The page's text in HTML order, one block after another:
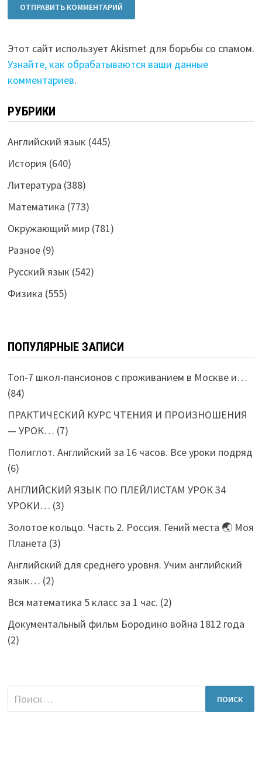
Этот сайт использует Akismet для борьбы со спамом.
Узнайте, как обрабатываются ваши данные
комментариев.
РУБРИКИ
Английский язык (445)
История (640)
Литература (388)
Математика (773)
Окружающий мир(781)
Разное(9)
Русский язык (542)
Физика (555)
ПОПУЛЯРНЫЕ ЗАПИСИ
Топ-7 школ-пансионов с проживанием в Москве и…
(84)
ПРАКТИЧЕСКИЙ КУРС ЧТЕНИЯ И ПРОИЗНОШЕНИЯ
— УРОК… (7)
Полиглот. Английский за 16 часов. Все уроки подряд
(6)
АНГЛИЙСКИЙ ЯЗЫК ПО ПЛЕЙЛИСТАМ УРОК 34
УРОКИ… (3)
Золотое кольцо. Часть 2. Россия. Гений места 🌏 Моя
Планета (3)
Английский для среднего уровня. Учим английский
язык… (2)
Вся математика 5 класс за 1 час. (2)
Документальный фильм Бородино война 1812 года
(2)
Найти: